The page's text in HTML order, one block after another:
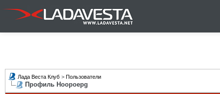
Лада Веста Клуб > Пользователи
Профиль Hoopoepg